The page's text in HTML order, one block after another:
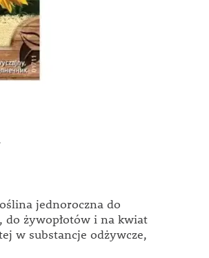
jednoroczna do
do żywopłotów i na kwiat
w substancje odżywcze,